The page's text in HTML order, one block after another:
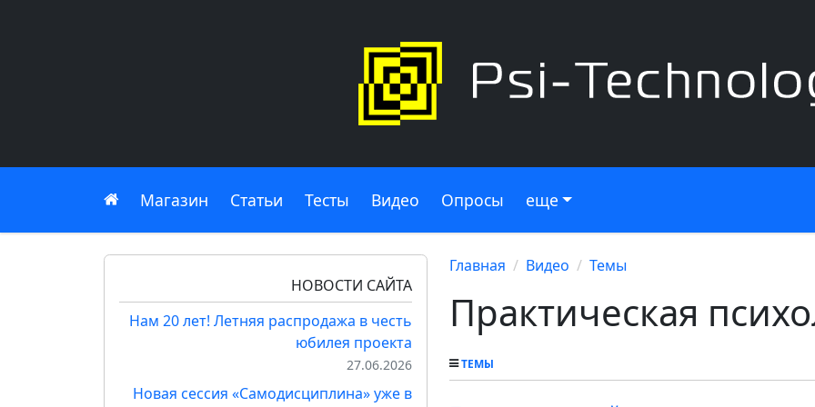
Главная
Магазин Статьи Тесты Видео Опросы еще
НОВОСТИ САЙТА
Нам 20 лет! Летняя распродажа в честь
юбилея проекта
27.06.2026
Новая сессия «Самодисциплина» уже в
Главная Видео Темы
Практическая
ТЕМЫ